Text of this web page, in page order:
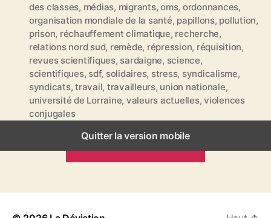
des classes, médias, migrants,oms, ordonnances,
organisation mondiale de la santé, papillons, pollution,
prison, réchauffement climatique, recherche,
relations nord sud, remède, répression, réquisition,
revues scientifiques, sardaigne, science,
scientifiques, sdf, solidaires, stress, syndicalisme,
syndicats,travail, travailleurs, union nationale,
université de Lorraine, valeurs actuelles,violences
conjugales
Quitter la version mobile